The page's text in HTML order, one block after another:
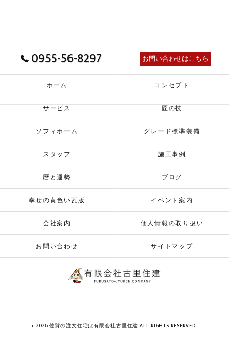
0955-56-8297 お問い合わせはこちら
ホーム コンセプト
サービス 匠の技
ソフィホーム グレード標準装備
スタッフ 施工事例
暦と運勢 ブログ
幸せの黄色い瓦版 イベント案内
会社案内 個人情報の取り扱い
お問い合わせ サイトマップ
c 2026 佐賀の注文住宅は有限会社古里住建 ALL RIGHTS RESERVED.